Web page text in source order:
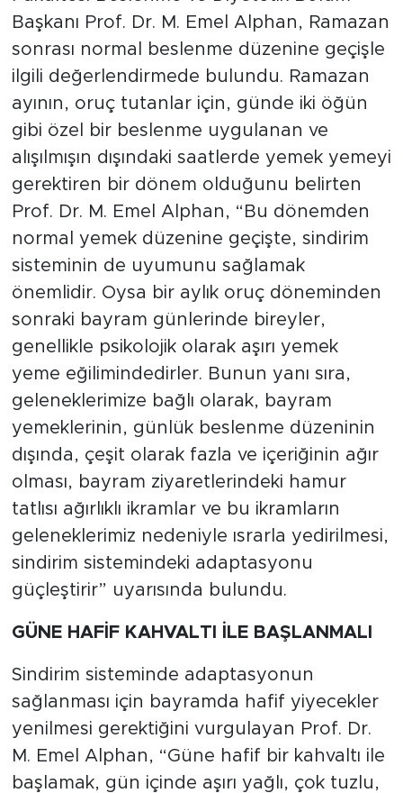
Başkanı Prof. Dr. M. Emel Alphan, Ramazan
sonrası normal beslenme düzenine geçişle
ilgili değerlendirmede bulundu. Ramazan
ayının, oruç tutanlar için, günde iki öğün
gibi özel bir beslenme uygulanan ve
alışılmışın dışındaki saatlerde yemek yemeyi
gerektiren bir dönem olduğunu belirten
Prof. Dr. M. Emel Alphan, “Bu dönemden
normal yemek düzenine geçişte, sindirim
sisteminin de uyumunu sağlamak
önemlidir. Oysa bir aylık oruç döneminden
sonraki bayram günlerinde bireyler,
genellikle psikolojik olarak aşırı yemek
yeme eğilimindedirler. Bunun yanı sıra,
geleneklerimize bağlı olarak, bayram
yemeklerinin, günlük beslenme düzeninin
dışında, çeşit olarak fazla ve içeriğinin ağır
olması, bayram ziyaretlerindeki hamur
tatlısı ağırlıklı ikramlar ve bu ikramların
geleneklerimiz nedeniyle ısrarla yedirilmesi,
sindirim sistemindeki adaptasyonu
güçleştirir” uyarısında bulundu.
GÜNE HAFİF KAHVALTI İLE BAŞLANMALI
Sindirim sisteminde adaptasyonun
sağlanması için bayramda hafif yiyecekler
yenilmesi gerektiğini vurgulayan Prof. Dr.
M. Emel Alphan, “Güne hafif bir kahvaltı ile
başlamak, gün içinde aşırı yağlı, çok tuzlu,